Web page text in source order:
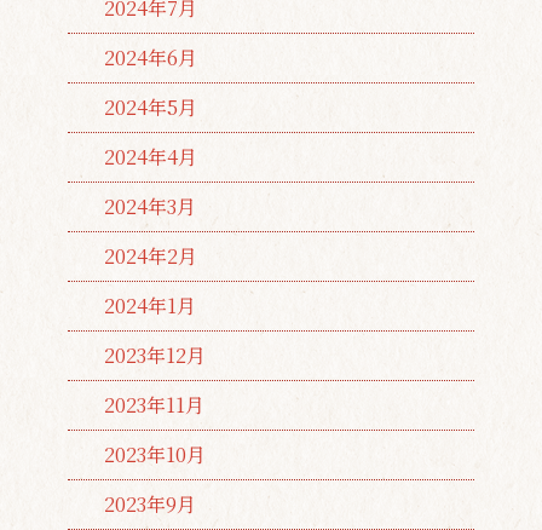
2024年7月
2024年6月
2024年5月
2024年4月
2024年3月
2024年2月
2024年1月
2023年12月
2023年11月
2023年10月
2023年9月